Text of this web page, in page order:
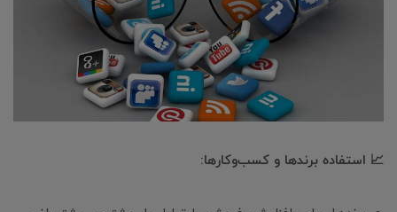
📈 استفاده برندها و کسب‌وکارها: